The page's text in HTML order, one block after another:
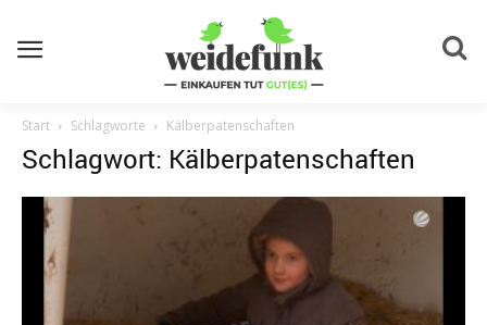
Start Schlagworte Kälberpatenschaften
Schlagwort: Kälberpatenschaften